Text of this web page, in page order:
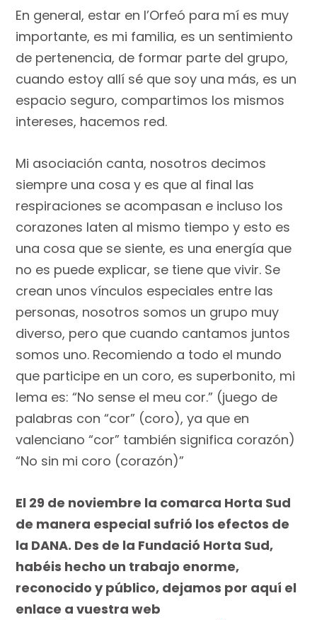
En general, estar en l’Orfeó para mí es muy
importante, es mi familia, es un sentimiento
de pertenencia, de formar parte del grupo,
cuando estoy allí sé que soy una más, es un
espacio seguro, compartimos los mismos
intereses, hacemos red.
Mi asociación canta, nosotros decimos
siempre una cosa y es que al final las
respiraciones se acompasan e incluso los
corazones laten al mismo tiempo y esto es
una cosa que se siente, es una energía que
no es puede explicar, se tiene que vivir. Se
crean unos vínculos especiales entre las
personas, nosotros somos un grupo muy
diverso, pero que cuando cantamos juntos
somos uno. Recomiendo a todo el mundo
que participe en un coro, es superbonito, mi
lema es: “No sense el meu cor.” (juego de
palabras con “cor” (coro), ya que en
valenciano “cor” también significa corazón)
“No sin mi coro (corazón)”
El 29 de noviembre la comarca Horta Sud
de manera especial sufrió los efectos de
la DANA. Des de la Fundació Horta Sud,
habéis hecho un trabajo enorme,
reconocido y público, dejamos por aquí el
enlace a vuestra web